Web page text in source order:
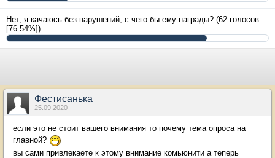
Нет, я качаюсь без нарушений, с чего бы ему награды? (62 голосов
[76.54%])
Фестисанька
25.09.2020
если это не стоит вашего внимания то почему тема опроса на
главной?
вы сами привлекаете к этому внимание комьюнити а теперь